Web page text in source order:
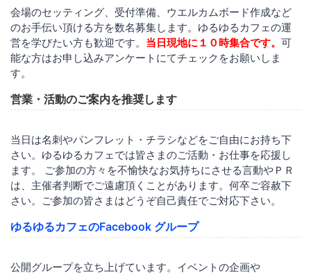
会場のセッティング、受付準備、ウエルカムボード作成など
のお手伝い頂ける方を数名募集します。ゆるゆるカフェの運
営を学びたい方も歓迎です。 当日現地に１０時集合です。 可
能な方はお申し込みアンケートにてチェックをお願いしま
す。
営業・活動のご案内を推奨します
当日は名刺やパンフレット・チラシなどをご自由にお持ち下
さい。ゆるゆるカフェでは皆さまのご活動・お仕事を応援し
ます。 ご参加の方々を不愉快なお気持ちにさせる言動やＰＲ
は、主催者判断でご遠慮頂くことがあります。何卒ご容赦下
さい。ご参加の皆さまはどうぞ自己責任でご対応下さい。
ゆるゆるカフェのFacebook グループ
公開グループを立ち上げています。イベントの企画や